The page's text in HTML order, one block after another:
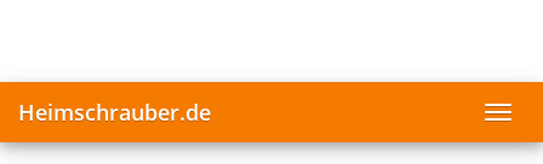
Heimschrauber.de